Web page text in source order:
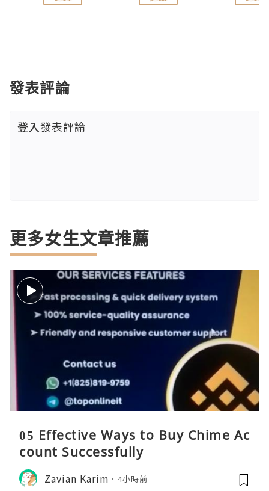
發表評論
登入發表評論
更多女生文章推薦
05 Effective Ways to Buy Chime Ac
count Successfully
Zavian Karim 4小時前